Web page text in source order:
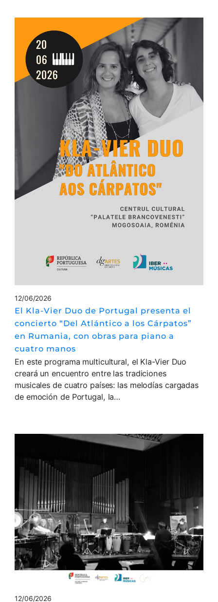
12/06/2026
El Kla-Vier Duo de Portugal presenta el
concierto “Del Atlántico a los Cárpatos”
en Rumania, con obras para piano a
cuatro manos
En este programa multicultural, el Kla-Vier Duo
creará un encuentro entre las tradiciones
musicales de cuatro países: las melodías cargadas
de emoción de Portugal, la…
12/06/2026